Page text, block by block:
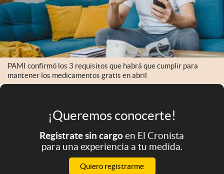
El Cronista Studio
Mediakit
abre en nueva pestaña
PAMI confirmó los 3 requisitos que habrá que cumplir para
mantener los medicamentos gratis en abril
¡Queremos conocerte!
Registrate sin cargoen El Cronista
para una experiencia a tu medida.
Quiero registrarme